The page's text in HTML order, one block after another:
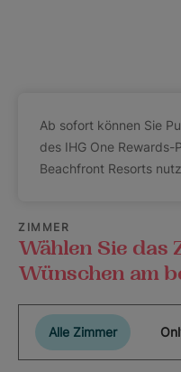
Ab sofort können Sie
des IHG One
Beachfront Resorts
ZIMMER
Wählen Sie das
Wünschen am
Alle Zimmer